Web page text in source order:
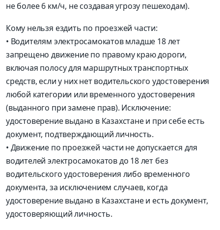
не более 6 км/ч, не создавая угрозу пешеходам).
Кому нельзя ездить по проезжей части:
• Водителям электросамокатов младше 18 лет
запрещено движение по правому краю дороги,
включая полосу для маршрутных транспортных
средств, если у них нет водительского удостоверения
любой категории или временного удостоверения
(выданного при замене прав). Исключение:
удостоверение выдано в Казахстане и при себе есть
документ, подтверждающий личность.
• Движение по проезжей части не допускается для
водителей электросамокатов до 18 лет без
водительского удостоверения либо временного
документа, за исключением случаев, когда
удостоверение выдано в Казахстане и есть документ,
удостоверяющий личность.